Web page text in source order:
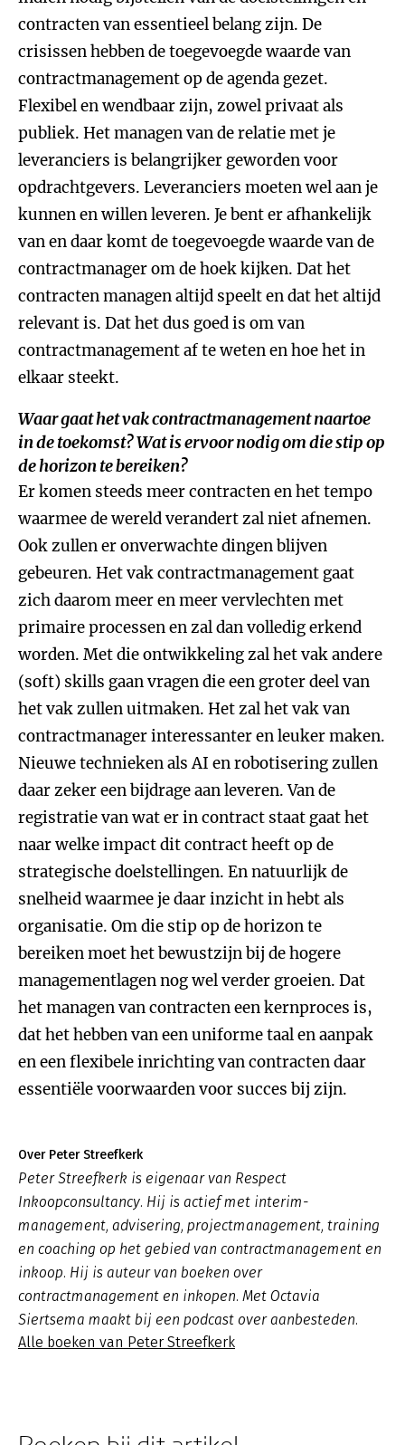
contracten van essentieel belang zijn. De
crisissen hebben de toegevoegde waarde van
contractmanagement op de agenda gezet.
Flexibel en wendbaar zijn, zowel privaat als
publiek. Het managen van de relatie met je
leveranciers is belangrijker geworden voor
opdrachtgevers. Leveranciers moeten wel aan je
kunnen en willen leveren. Je bent er afhankelijk
van en daar komt de toegevoegde waarde van de
contractmanager om de hoek kijken. Dat het
contracten managen altijd speelt en dat het altijd
relevant is. Dat het dus goed is om van
contractmanagement af te weten en hoe het in
elkaar steekt.
Waar gaat het vak contractmanagement naartoe
in de toekomst? Wat is ervoor nodig om die stip op
de horizon te bereiken?
Er komen steeds meer contracten en het tempo
waarmee de wereld verandert zal niet afnemen.
Ook zullen er onverwachte dingen blijven
gebeuren. Het vak contractmanagement gaat
zich daarom meer en meer vervlechten met
primaire processen en zal dan volledig erkend
worden. Met die ontwikkeling zal het vak andere
(soft) skills gaan vragen die een groter deel van
het vak zullen uitmaken. Het zal het vak van
contractmanager interessanter en leuker maken.
Nieuwe technieken als AI en robotisering zullen
daar zeker een bijdrage aan leveren. Van de
registratie van wat er in contract staat gaat het
naar welke impact dit contract heeft op de
strategische doelstellingen. En natuurlijk de
snelheid waarmee je daar inzicht in hebt als
organisatie. Om die stip op de horizon te
bereiken moet het bewustzijn bij de hogere
managementlagen nog wel verder groeien. Dat
het managen van contracten een kernproces is,
dat het hebben van een uniforme taal en aanpak
en een flexibele inrichting van contracten daar
essentiële voorwaarden voor succes bij zijn.
Over Peter Streefkerk
Peter Streefkerk is eigenaar van Respect
Inkoopconsultancy. Hij is actief met interim-
management, advisering, projectmanagement, training
en coaching op het gebied van contractmanagement en
inkoop. Hij is auteur van boeken over
contractmanagement en inkopen. Met Octavia
Siertsema maakt bij een podcast over aanbesteden.
Alle boeken van Peter Streefkerk